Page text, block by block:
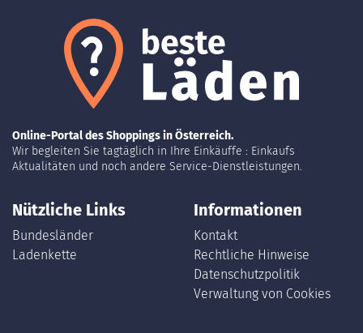
Online-Portal des Shoppings in Österreich.
Wir begleiten Sie tagtäglich in Ihre Einkäuffe : Einkaufs
Aktualitäten und noch andere Service-Dienstleistungen.
Nützliche Links
Bundesländer
Ladenkette
Informationen
Kontakt
Rechtliche Hinweise
Datenschutzpolitik
Verwaltung von Cookies